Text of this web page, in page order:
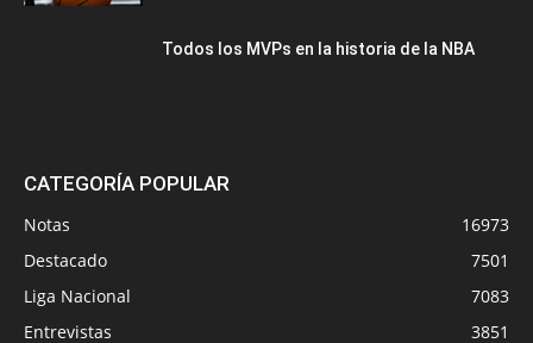
Todos los MVPs en la historia de la NBA
CATEGORÍA POPULAR
Notas
16973
Destacado
7501
Liga Nacional
7083
Entrevistas
3851